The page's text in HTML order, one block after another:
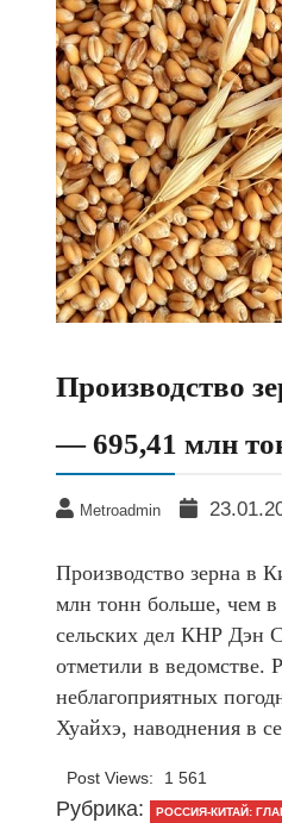
Производство
— 695,41 млн
Metroadmin
Производство зерна в
млн тонн больше, чем в
сельских дел КНР Дэн
отметили в ведомстве.
неблагоприятных
Хуайхэ, наводнения в
Post Views: 1 561
Рубрика: РОССИЯ-КИТАЙ: